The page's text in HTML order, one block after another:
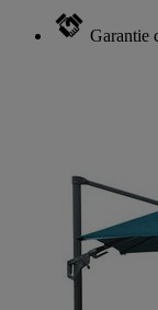
Garantie